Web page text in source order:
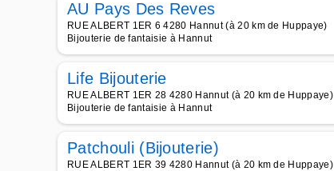
AU Pays Des Reves
RUE ALBERT 1ER 6 4280 Hannut (à 20 km de Huppaye)
Bijouterie de fantaisie à Hannut
Life Bijouterie
RUE ALBERT 1ER 28 4280 Hannut (à 20 km de Huppaye)
Bijouterie de fantaisie à Hannut
Patchouli (Bijouterie)
RUE ALBERT 1ER 39 4280 Hannut (à 20 km de Huppaye)